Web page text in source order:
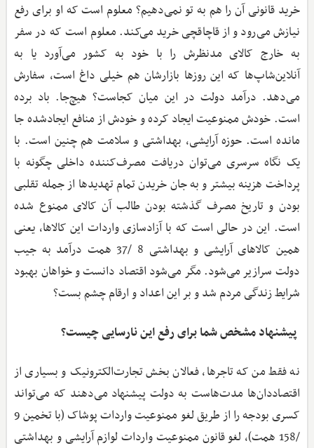
خرید قانونی آن را هم به تو نمی‌دهیم؟ معلوم است که او برای رفع
نیازش می‌رود و از قاچاقچی خرید می‌کند. معلوم است که در سفر
به خارج کالای مدنظرش را با خود به کشور می‌آورد یا به
آنلاین‌شاپ‌ها که این روزها بازارشان هم خیلی داغ است، سفارش
می‌دهد. درآمد دولت در این میان کجاست؟ هیچ‌جا. باد برده
است. خودش ممنوعیت ایجاد کرده و خودش از منافع ایجادشده جا
مانده است. حوزه آرایشی، بهداشتی و سلامت هم چنین است. با
یک نگاه سرسری می‌توان دریافت مصرف‌کننده داخلی چگونه با
پرداخت هزینه بیشتر و به جان خریدن تمام تهدیدها از جمله تقلبی
بودن و تاریخ مصرف گذشته بودن طالب آن کالای ممنوع شده
است. این در حالی است که با آزادسازی واردات این کالاها، یعنی
همین کالاهای آرایشی و بهداشتی 8 /37 همت درآمد به جیب
دولت سرازیر می‌شود. مگر می‌شود اقتصاد دانست و خواهان بهبود
شرایط زندگی مردم شد و بر این اعداد و ارقام چشم بست؟
‌ پیشنهاد مشخص شما برای رفع این نارسایی چیست؟
نه فقط من که تاجرها، فعالان بخش تجارت‌الکترونیک و بسیاری از
اقتصاددان‌ها مدت‌هاست به دولت پیشنهاد می‌دهند که می‌تواند
کسری بودجه را از طریق لغو ممنوعیت واردات پوشاک (با تخمین 9
/158 همت)،‌ لغو قانون ممنوعیت واردات لوازم آرایشی و بهداشتی